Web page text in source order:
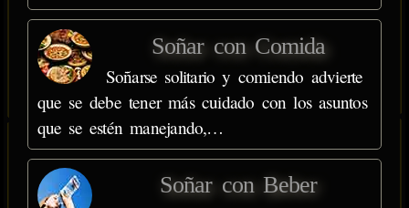
Soñar con Comida
Soñarse solitario y comiendo advierte
que se debe tener más cuidado con los asuntos
que se estén manejando,…
Soñar con Beber